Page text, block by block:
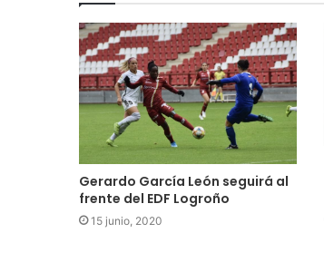
Gerardo García León seguirá al
frente del EDF Logroño
15 junio, 2020